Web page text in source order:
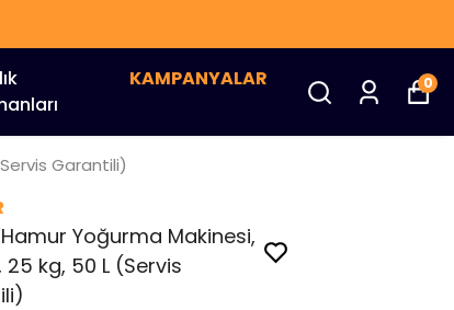
KAMPANYALAR 0
Garantili)
Yoğurma Makinesi,
25 kg, 50 L (Servis